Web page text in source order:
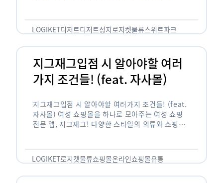
LOGIKET디저트디저트성지로지켓물류스위트파크
지그재그입점 시 알아야할 여러
가지 조건들! (feat. 자사몰)
지그재그입점 시 알아야할 여러가지 조건들! (feat.
자사몰) 여성 쇼핑몰을 하나로 모아주는 여성 쇼핑
전문 앱, 지그재그! 다양한 스타일의 의류와 쇼핑몰
LOGIKET로지켓물류쇼핑몰온라인쇼핑몰유통